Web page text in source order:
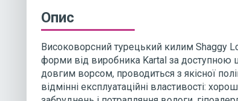
Опис
Високоворсний турецький килим Shaggy
форми від виробника Kartal за доступною
довгим ворсом, проводиться з якісної
відмінні експлуатаційні властивості: